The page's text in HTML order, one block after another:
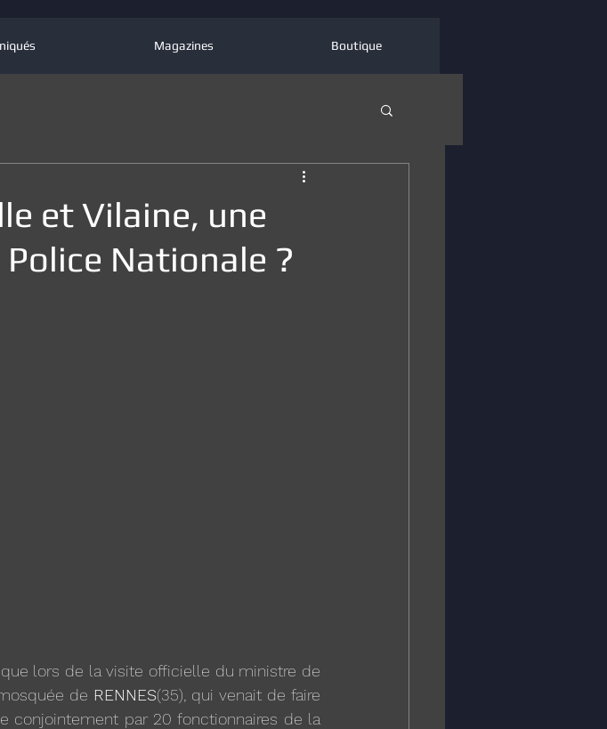
Magazines Boutique
et Vilaine, une
Nationale ?
que lors de la visite officielle du ministre de
de RENNES(35), qui venait de faire
conjointement par 20 fonctionnaires de la